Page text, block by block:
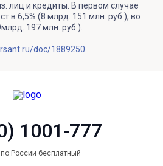
лиц и кредиты. В первом случае
в 6,5% (8 млрд. 151 млн. руб.), во
197 млн. руб.).
doc/1889250
1001-777
России бесплатный